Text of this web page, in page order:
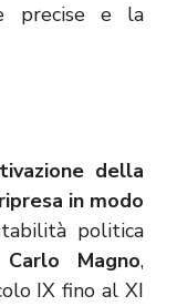
precise e la
della
in modo
politica
Magno,
IX fino al XI